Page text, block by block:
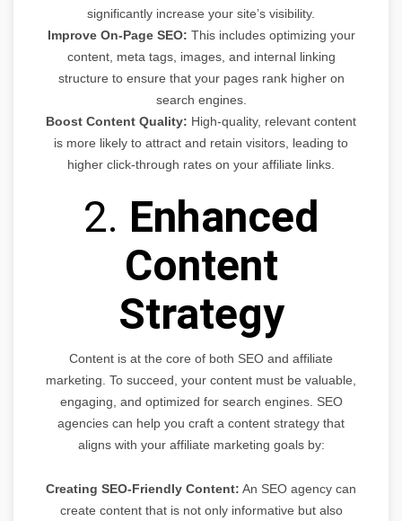
significantly increase your site’s visibility.
Improve On-Page SEO: This includes optimizing your
content, meta tags, images, and internal linking
structure to ensure that your pages rank higher on
search engines.
Boost Content Quality: High-quality, relevant content
is more likely to attract and retain visitors, leading to
higher click-through rates on your affiliate links.
2. Enhanced
Content
Strategy
Content is at the core of both SEO and affiliate
marketing. To succeed, your content must be valuable,
engaging, and optimized for search engines. SEO
agencies can help you craft a content strategy that
aligns with your affiliate marketing goals by:
Creating SEO-Friendly Content: An SEO agency can
create content that is not only informative but also